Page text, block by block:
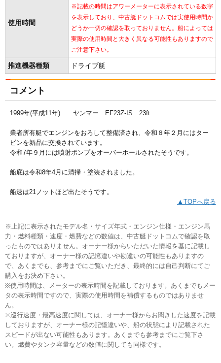
使用時間
※記載の時間はアワーメーターに表示されている数字
を表示しており、中古艇ドットコムでは実使用時間か
どうか一切の確認を取っておりません。船によっては
実際の使用時間と大きく異なる可能性もありますので
ご注意下さい。
推進機器種類 ドライブ艇
コメント
1999年(平成11年) ヤンマー EF23Z-IS 23ft
業者所有艇でエンジンをおろして整備済され、令和８年２月にはター
ビンを新品に交換されています。
令和7年９月には噴射ポンプをオーバーホールされたそうです。
船底は令和8年4月に清掃・塗装されました。
船速は21ノットほど出たそうです。
▲TOPへ戻る
※上記に表示されたモデル名・サイズ年式・エンジン仕様・エンジン馬
力・燃料種類・速度・燃費などの数値は、中古艇ドットコムで確認を取
ったものではありません。オーナー様からいただいた情報を基に記載し
ておりますが、オーナー様の記憶違いや勘違いの可能性もありますの
で、あくまでも、参考までにご覧いただき、最終的には自己判断にてご
購入をお決め下さい。
※使用時間は、メーターの表示時間を記載しております。あくまでもメー
タの表示時間ですので、実際の使用時間を補償するものではありませ
ん。
※巡行速度・最高速度に関しては、オーナー様からお聞きした速度を記載
しておりますが、オーナー様の記憶違いや、船の状態により記載された
スピードが出ない可能性もあります。あくまでも参考までにご覧下さ
い。燃費やタンク容量などの数値に関しても同様です。